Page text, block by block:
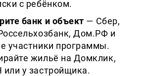
с ребёнком.
банк и объект — Сбер,
Дом.РФ и
участники программы.
жильё на Домклик,
у застройщика.